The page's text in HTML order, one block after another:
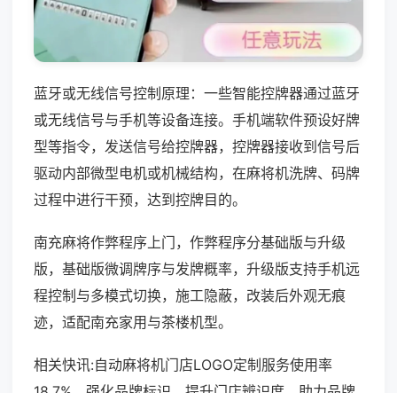
蓝牙或无线信号控制原理：一些智能控牌器通过蓝牙
或无线信号与手机等设备连接。手机端软件预设好牌
型等指令，发送信号给控牌器，控牌器接收到信号后
驱动内部微型电机或机械结构，在麻将机洗牌、码牌
过程中进行干预，达到控牌目的。
南充麻将作弊程序上门，作弊程序分基础版与升级
版，基础版微调牌序与发牌概率，升级版支持手机远
程控制与多模式切换，施工隐蔽，改装后外观无痕
迹，适配南充家用与茶楼机型。
相关快讯:自动麻将机门店LOGO定制服务使用率